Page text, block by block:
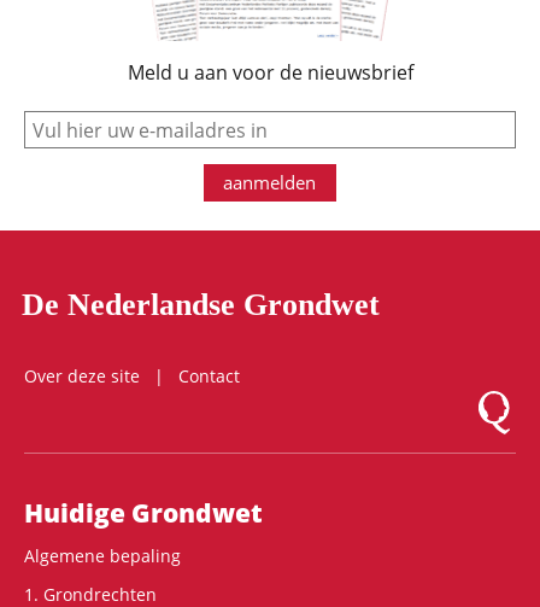
Meld u aan voor de nieuwsbrief
e-mail
aanmelden
De Nederlandse Grondwet
Over deze site
Contact
Logo
Hoofdnavigatie
Huidige Grondwet
Algemene bepaling
1. Grondrechten